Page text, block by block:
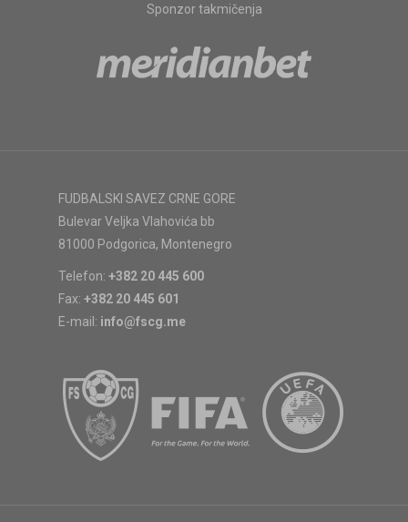
Sponzor takmičenja
FUDBALSKI SAVEZ CRNE GORE
Bulevar Veljka Vlahovića bb
81000 Podgorica, Montenegro
Telefon: +382 20 445 600
Fax: +382 20 445 601
E-mail: info@fscg.me